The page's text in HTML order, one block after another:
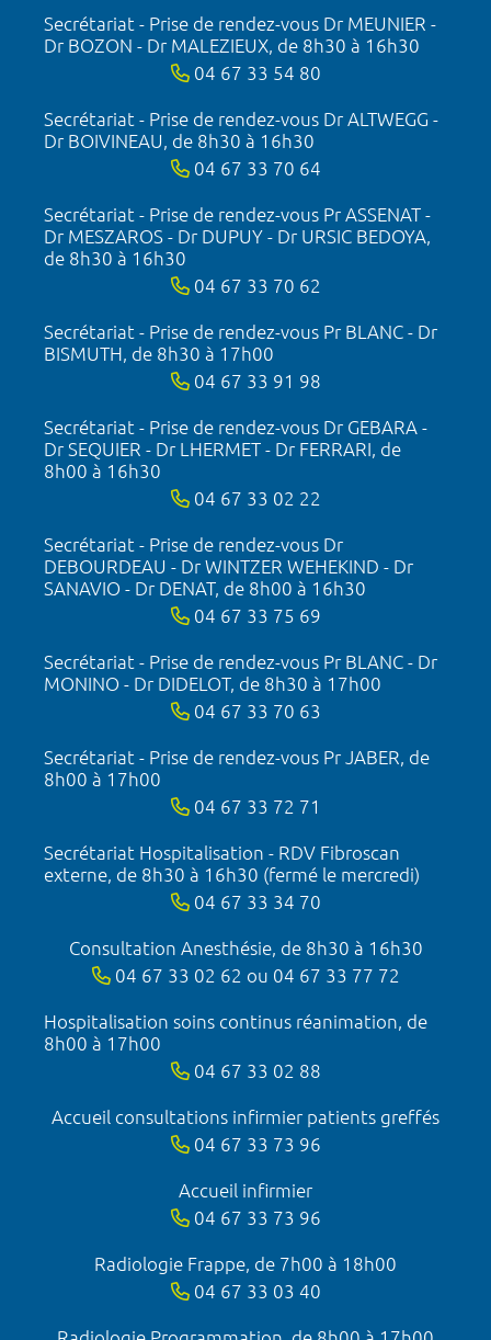
Secrétariat - Prise de rendez-vous Dr MEUNIER -
Dr BOZON - Dr MALEZIEUX, de 8h30 à 16h30
04 67 33 54 80
Secrétariat - Prise de rendez-vous Dr ALTWEGG -
Dr BOIVINEAU, de 8h30 à 16h30
04 67 33 70 64
Secrétariat - Prise de rendez-vous Pr ASSENAT -
Dr MESZAROS - Dr DUPUY - Dr URSIC BEDOYA,
de 8h30 à 16h30
04 67 33 70 62
Secrétariat - Prise de rendez-vous Pr BLANC - Dr
BISMUTH, de 8h30 à 17h00
04 67 33 91 98
Secrétariat - Prise de rendez-vous Dr GEBARA -
Dr SEQUIER - Dr LHERMET - Dr FERRARI, de
8h00 à 16h30
04 67 33 02 22
Secrétariat - Prise de rendez-vous Dr
DEBOURDEAU - Dr WINTZER WEHEKIND - Dr
SANAVIO - Dr DENAT, de 8h00 à 16h30
04 67 33 75 69
Secrétariat - Prise de rendez-vous Pr BLANC - Dr
MONINO - Dr DIDELOT, de 8h30 à 17h00
04 67 33 70 63
Secrétariat - Prise de rendez-vous Pr JABER, de
8h00 à 17h00
04 67 33 72 71
Secrétariat Hospitalisation - RDV Fibroscan
externe, de 8h30 à 16h30 (fermé le mercredi)
04 67 33 34 70
Consultation Anesthésie, de 8h30 à 16h30
04 67 33 02 62 ou 04 67 33 77 72
Hospitalisation soins continus réanimation, de
8h00 à 17h00
04 67 33 02 88
Accueil consultations infirmier patients greffés
04 67 33 73 96
Accueil infirmier
04 67 33 73 96
Radiologie Frappe, de 7h00 à 18h00
04 67 33 03 40